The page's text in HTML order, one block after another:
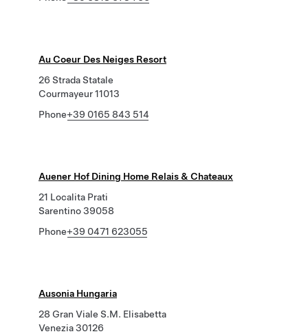
Au Coeur Des Neiges Resort
26 Strada Statale
Courmayeur 11013
Phone+39 0165 843 514
Auener Hof Dining Home Relais & Chateaux
21 Localita Prati
Sarentino 39058
Phone+39 0471 623055
Ausonia Hungaria
28 Gran Viale S.M. Elisabetta
Venezia 30126